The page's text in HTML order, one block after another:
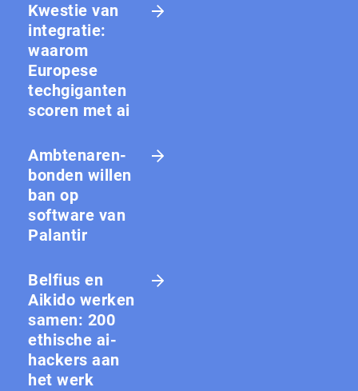
Kwestie van
integratie:
waarom
Europese
techgiganten
scoren met ai
Amb­te­na­ren­
bon­den willen
ban op
software van
Palantir
Belfius en
Aikido werken
samen: 200
ethische ai-
hackers aan
het werk